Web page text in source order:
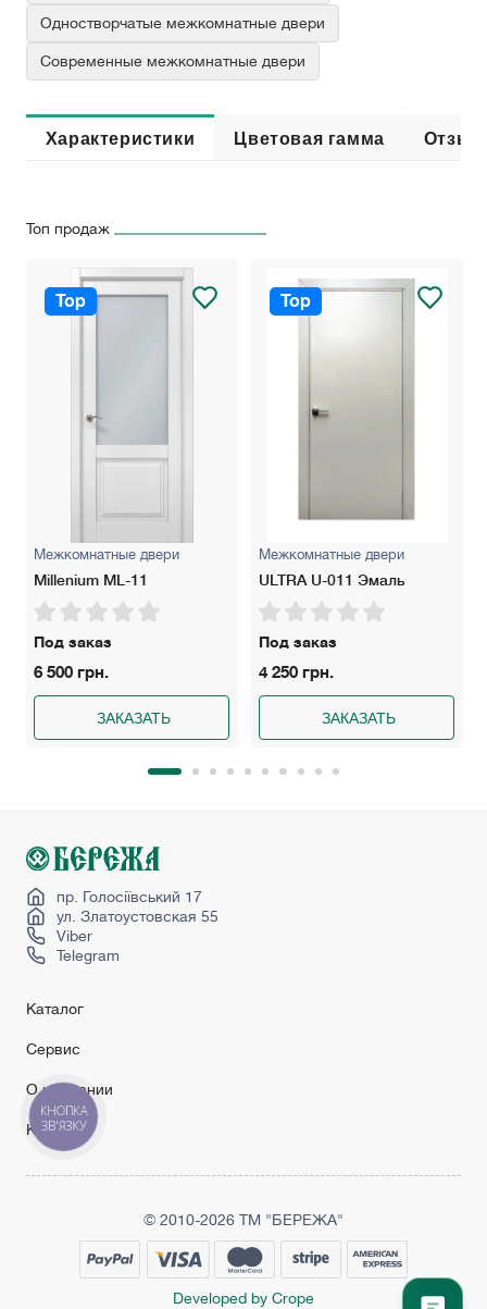
Одностворчатые межкомнатные двери
Современные межкомнатные двери
Характеристики Цветовая гамма
Топ продаж
Top
Межкомнатные двери
Millenium ML-11
Под заказ
6 500 грн.
ЗАКАЗАТЬ
Top
Межкомнатные двери
ULTRA U-011 Эмаль
Под заказ
4 250 грн.
ЗАКАЗАТЬ
пр. Голосіївський 17
ул. Златоустовская 55
Viber
Telegram
Каталог
Сервис
О компании
Контакты
© 2010-2026 ТМ "БЕРЕЖА"
Developed by Crope
КНОПКА
ЗВ'ЯЗКУ